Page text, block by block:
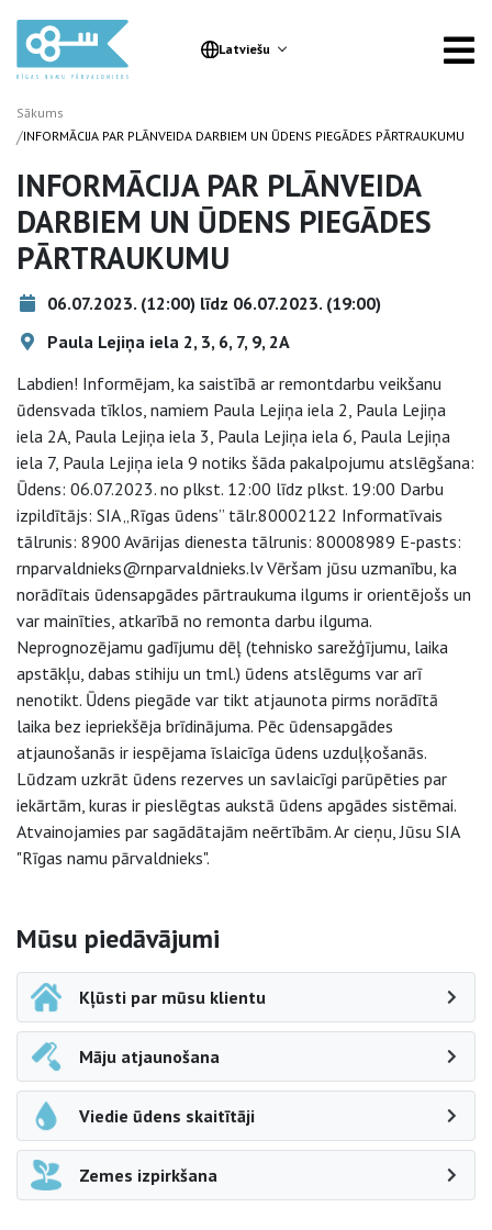
Latviešu
Sākums
/INFORMĀCIJA PAR PLĀNVEIDA DARBIEM UN ŪDENS PIEGĀDES PĀRTRAUKUMU
INFORMĀCIJA PAR PLĀNVEIDA
DARBIEM UN ŪDENS PIEGĀDES
PĀRTRAUKUMU
06.07.2023. (12:00) līdz 06.07.2023. (19:00)
Paula Lejiņa iela 2, 3, 6, 7, 9, 2A
Labdien! Informējam, ka saistībā ar remontdarbu veikšanu
ūdensvada tīklos, namiem Paula Lejiņa iela 2, Paula Lejiņa
iela 2A, Paula Lejiņa iela 3, Paula Lejiņa iela 6, Paula Lejiņa
iela 7, Paula Lejiņa iela 9 notiks šāda pakalpojumu atslēgšana:
Ūdens: 06.07.2023. no plkst. 12:00 līdz plkst. 19:00 Darbu
izpildītājs: SIA „Rīgas ūdens” tālr.80002122 Informatīvais
tālrunis: 8900 Avārijas dienesta tālrunis: 80008989 E-pasts:
rnparvaldnieks@rnparvaldnieks.lv Vēršam jūsu uzmanību, ka
norādītais ūdensapgādes pārtraukuma ilgums ir orientējošs un
var mainīties, atkarībā no remonta darbu ilguma.
Neprognozējamu gadījumu dēļ (tehnisko sarežģījumu, laika
apstākļu, dabas stihiju un tml.) ūdens atslēgums var arī
nenotikt. Ūdens piegāde var tikt atjaunota pirms norādītā
laika bez iepriekšēja brīdinājuma. Pēc ūdensapgādes
atjaunošanās ir iespējama īslaicīga ūdens uzduļķošanās.
Lūdzam uzkrāt ūdens rezerves un savlaicīgi parūpēties par
iekārtām, kuras ir pieslēgtas aukstā ūdens apgādes sistēmai.
Atvainojamies par sagādātajām neērtībām. Ar cieņu, Jūsu SIA
"Rīgas namu pārvaldnieks".
Sāna navigācija
Mūsu piedāvājumi
Kļūsti par mūsu klientu
Māju atjaunošana
Viedie ūdens skaitītāji
Zemes izpirkšana